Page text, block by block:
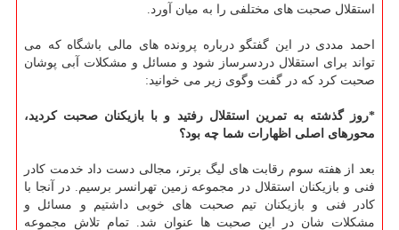
استقلال صحبت های مختلفی را به میان آورد.
احمد مددی در این گفتگو درباره پرونده های مالی باشگاه که می
تواند برای استقلال دردسرساز شود و مسائل و مشکلات آبی پوشان
صحبت کرد که در گفت وگوی زیر می خوانید:
*روز گذشته به تمرین استقلال رفتید و با بازیکنان صحبت کردید،
محورهای اصلی اظهارات شما چه بود؟
بعد از هفته سوم رقابت های لیگ برتر، مجالی دست داد خدمت کادر
فنی و بازیکنان استقلال در مجموعه زمین تهرانسر برسیم. در آنجا با
کادر فنی و بازیکنان تیم صحبت های خوبی داشتیم و مسائل و
مشکلات شان در این صحبت ها عنوان شد. تمام تلاش مجموعه